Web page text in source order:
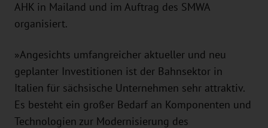
AHK in Mailand und im Auftrag des SMWA
organisiert.
»Angesichts umfangreicher aktueller und neu
geplanter Investitionen ist der Bahnsektor in
Italien für sächsische Unternehmen sehr attraktiv.
Es besteht ein großer Bedarf an Komponenten und
Technologien zur Modernisierung des